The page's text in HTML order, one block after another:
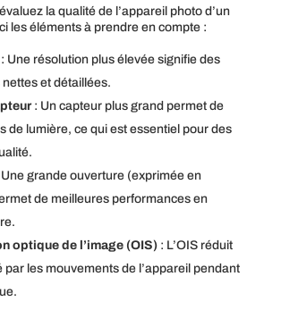
la qualité de l’appareil photo d’un
les éléments à prendre en compte :
Une résolution plus élevée signifie des
et détaillées.
: Un capteur plus grand permet de
de lumière, ce qui est essentiel pour des
grande ouverture (exprimée en
de meilleures performances en
optique de l’image (OIS): L’OIS réduit
par les mouvements de l’appareil pendant